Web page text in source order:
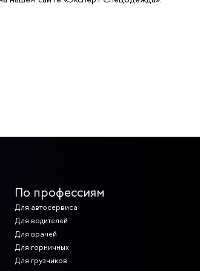
По профессиям
Для автосервиса
Для водителей
Для врачей
Для горничных
Для грузчиков